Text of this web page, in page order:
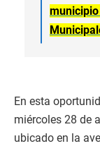
En esta
miércoles 28 de
ubicado en la